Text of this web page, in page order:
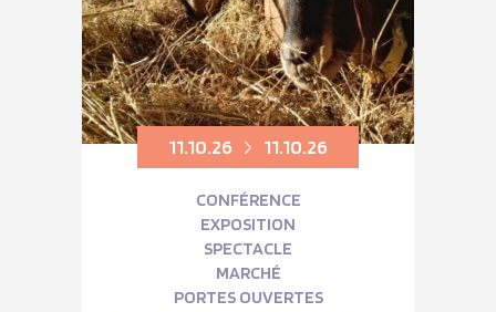
11.10.26 11.10.26
CONFÉRENCE
EXPOSITION
SPECTACLE
MARCHÉ
PORTES OUVERTES